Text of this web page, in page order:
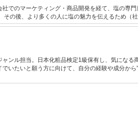
社でのマーケティング・商品開発を経て、塩の専
ンル担当。日本化粧品検定1級保有し、気になる
いたいと願う方に向けて、自分の経験や成分から